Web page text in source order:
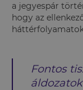
a jegyespár
hogy az
Fontos